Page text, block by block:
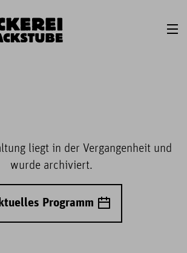
liegt in der Vergangenheit und
wurde archiviert.
Programm